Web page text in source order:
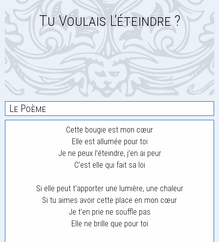
Tu Voulais L’éteindre ?
Le Poème
Cette bougie est mon cœur
Elle est allumée pour toi
Je ne peux l’éteindre, j’en ai peur
C’est elle qui fait sa loi
Si elle peut t’apporter une lumière, une chaleur
Si tu aimes avoir cette place en mon cœur
Je t’en prie ne souffle pas
Elle ne brille que pour toi